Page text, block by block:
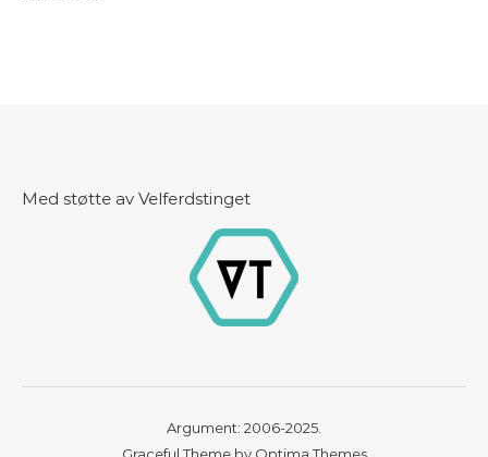
Med støtte av Velferdstinget
Argument: 2006-2025.
Graceful Theme by Optima Themes